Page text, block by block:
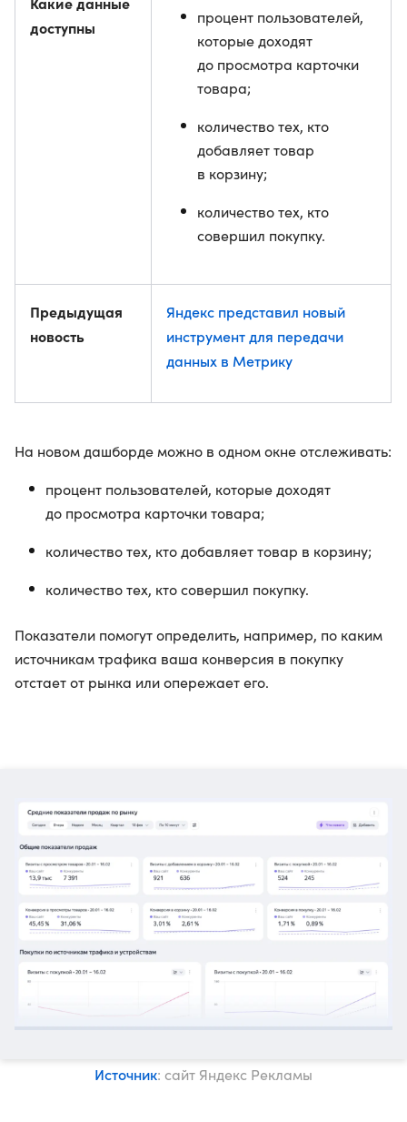
доступны
процент пользователей,
которые доходят
до просмотра карточки
товара;
количество тех, кто
добавляет товар
в корзину;
количество тех, кто
совершил покупку.
Предыдущая
новость
Яндекс представил новый
инструмент для передачи
данных в Метрику
На новом дашборде можно в одном окне отслеживать:
процент пользователей, которые доходят
до просмотра карточки товара;
количество тех, кто добавляет товар в корзину;
количество тех, кто совершил покупку.
Показатели помогут определить, например, по каким
источникам трафика ваша конверсия в покупку
отстает от рынка или опережает его.
Источник: сайт Яндекс Рекламы